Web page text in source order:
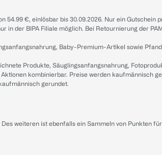
€, einlösbar bis 30.09.2026. Nur ein
in der BIPA Filiale möglich. Bei Retournierung der
Baby-Premium-Artikel sowie
Produkte, Säuglingsanfangsnahrung,
kombinierbar. Preise werden kaufmännisch
gerundet.
weiteren ist ebenfalls ein Sammeln von Punkten